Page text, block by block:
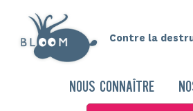
Contre la
NOUS CONNAÎTRE